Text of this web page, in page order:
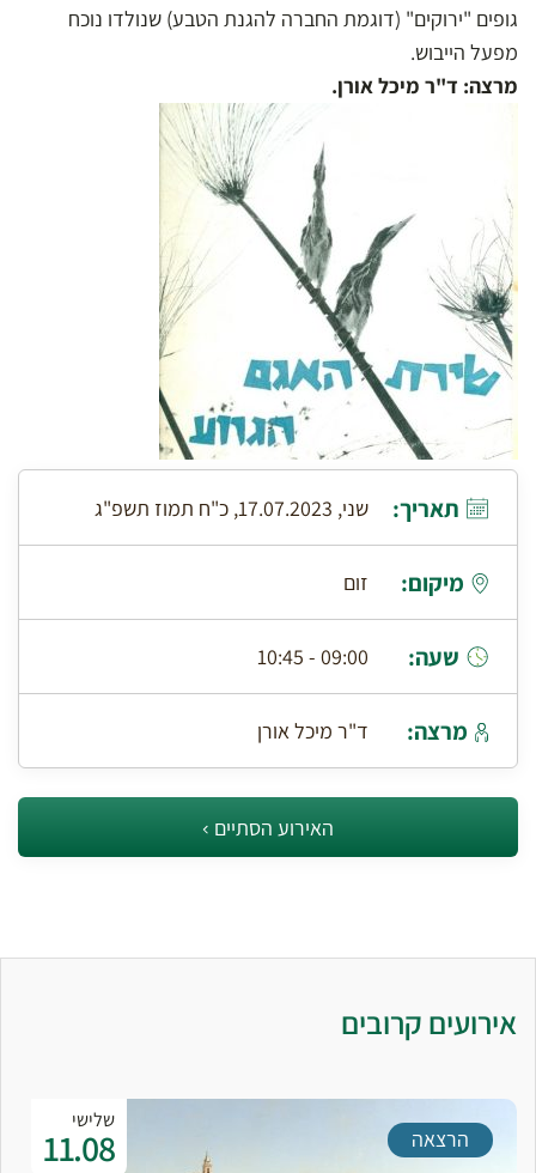
גופים "ירוקים" (דוגמת החברה להגנת הטבע) שנולדו נוכח
מפעל הייבוש.
מרצה: ד"ר מיכל אורן.
תאריך: שני, 17.07.2023, כ"ח תמוז תשפ"ג
מיקום: זום
שעה: 09:00 - 10:45
מרצה: ד"ר מיכל אורן
האירוע הסתיים
אירועים קרובים
שלישי
11.08 הרצאה